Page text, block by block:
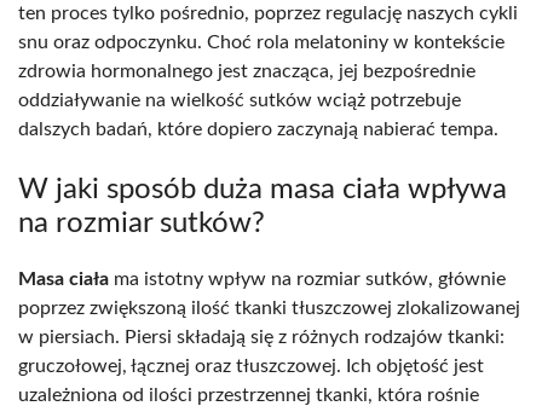
ten proces tylko pośrednio, poprzez regulację naszych cykli
snu oraz odpoczynku. Choć rola melatoniny w kontekście
zdrowia hormonalnego jest znacząca, jej bezpośrednie
oddziaływanie na wielkość sutków wciąż potrzebuje
dalszych badań, które dopiero zaczynają nabierać tempa.
W jaki sposób duża masa ciała wpływa
na rozmiar sutków?
Masa ciała ma istotny wpływ na rozmiar sutków, głównie
poprzez zwiększoną ilość tkanki tłuszczowej zlokalizowanej
w piersiach. Piersi składają się z różnych rodzajów tkanki:
gruczołowej, łącznej oraz tłuszczowej. Ich objętość jest
uzależniona od ilości przestrzennej tkanki, która rośnie